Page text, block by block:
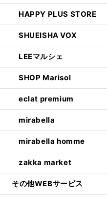
HAPPY PLUS STORE
SHUEISHA VOX
LEEマルシェ
SHOP Marisol
eclat premium
mirabella
mirabella homme
zakka market
その他WEBサービス